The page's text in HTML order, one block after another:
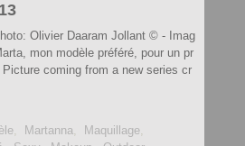
Olivier Daaram Jollant © - Imag
mon modèle préféré, pour un pr
coming from a new series cr
, Martanna, Maquillage,